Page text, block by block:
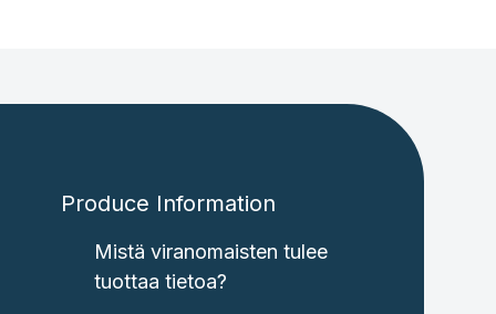
Produce Information
Mistä viranomaisten tulee
tuottaa tietoa?